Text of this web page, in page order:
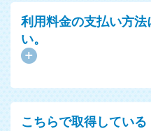
利用料金の支払い方法
い。
こちらで取得してい